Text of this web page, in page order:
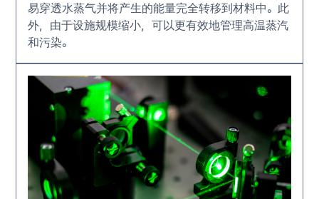
易穿透水蒸气并将产生的能量完全转移到材料中。此
外，由于设施规模缩小，可以更有效地管理高温蒸汽
和污染。